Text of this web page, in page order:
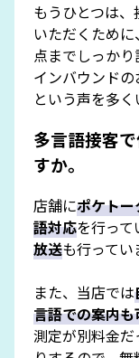
もうひとつは
いただくため
点までしっかり
インバウンド
という声を多く
多言語接客
すか。
店舗にポケト
語対応を行って
放送も行ってい
また、当店では
言語での案内も
測定が別料金